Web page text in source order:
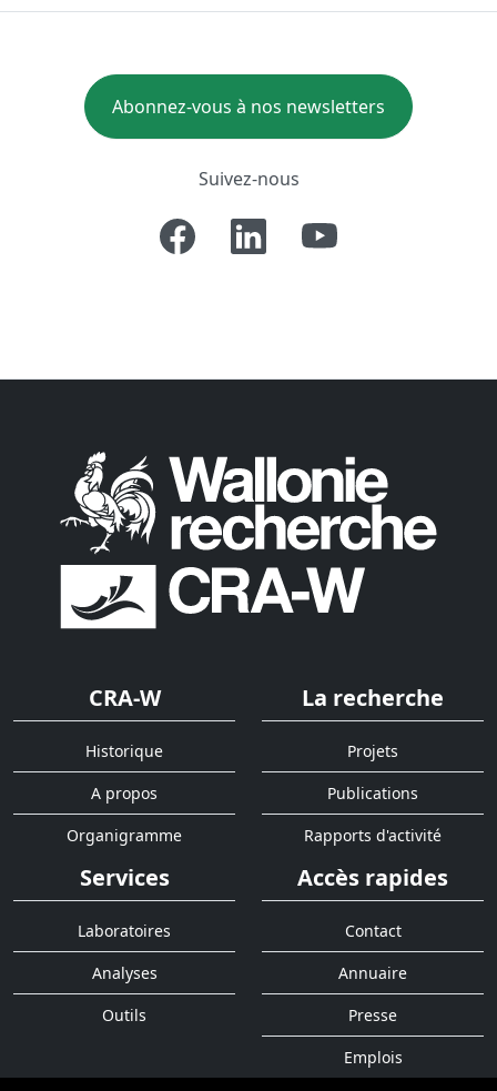
Abonnez-vous à nos newsletters
Suivez-nous
CRA-W
Historique
A propos
Organigramme
La recherche
Projets
Publications
Rapports d'activité
Services
Laboratoires
Analyses
Outils
Accès rapides
Contact
Annuaire
Presse
Emplois